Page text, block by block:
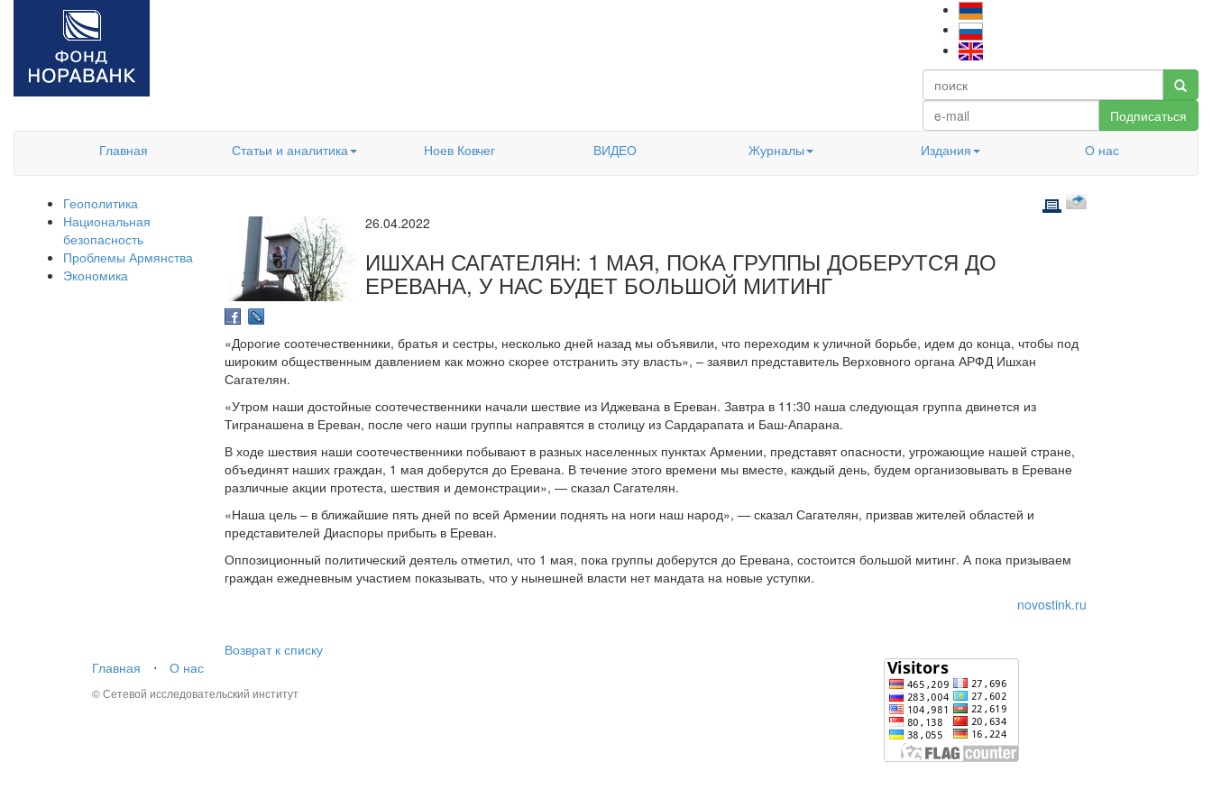
Подписаться
Главная
Статьи и аналитика Ноев Ковчег ВИДЕО Журналы Издания О нас
Геополитика
Национальная
безопасность
Проблемы Армянства
Экономика
26.04.2022
ИШХАН САГАТЕЛЯН: 1 МАЯ, ПОКА ГРУППЫ ДОБЕРУТСЯ ДО
ЕРЕВАНА, У НАС БУДЕТ БОЛЬШОЙ МИТИНГ
«Дорогие соотечественники, братья и сестры, несколько дней назад мы объявили, что переходим к уличной борьбе, идем до конца, чтобы под
широким общественным давлением как можно скорее отстранить эту власть», – заявил представитель Верховного органа АРФД Ишхан
Сагателян.
«Утром наши достойные соотечественники начали шествие из Иджевана в Ереван. Завтра в 11:30 наша следующая группа двинется из
Тигранашена в Ереван, после чего наши группы направятся в столицу из Сардарапата и Баш-Апарана.
В ходе шествия наши соотечественники побывают в разных населенных пунктах Армении, представят опасности, угрожающие нашей стране,
объединят наших граждан, 1 мая доберутся до Еревана. В течение этого времени мы вместе, каждый день, будем организовывать в Ереване
различные акции протеста, шествия и демонстрации», — сказал Сагателян.
«Наша цель – в ближайшие пять дней по всей Армении поднять на ноги наш народ», — сказал Сагателян, призвав жителей областей и
представителей Диаспоры прибыть в Ереван.
Оппозиционный политический деятель отметил, что 1 мая, пока группы доберутся до Еревана, состоится большой митинг. А пока призываем
граждан ежедневным участием показывать, что у нынешней власти нет мандата на новые уступки.
novostink.ru
Возврат к списку
Главная
⋅ О нас
© Сетевой исследовательский институт